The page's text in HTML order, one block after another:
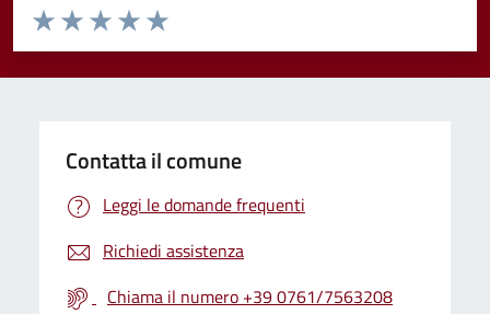
Valuta da 1 a 5 stelle la pagina
Valuta 5 stelle su 5
Valuta 4 stelle su 5
Valuta 3 stelle su 5
Valuta 2 stelle su 5
Valuta 1 stelle su 5
Contatta il comune
Leggi le domande frequenti
Richiedi assistenza
Chiama il numero +39 0761/7563208